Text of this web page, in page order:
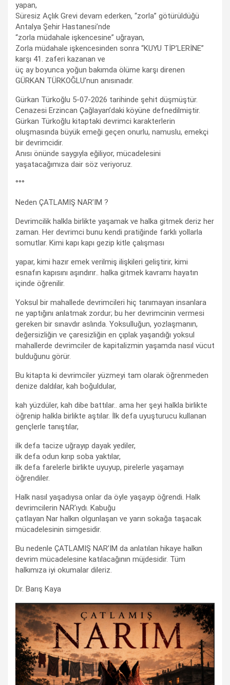
yapan,
Süresiz Açlık Grevi devam ederken, “zorla” götürüldüğü
Antalya Şehir Hastanesi’nde
“zorla müdahale işkencesine” uğrayan,
Zorla müdahale işkencesinden sonra “KUYU TİP’LERİNE”
karşı 41. zaferi kazanan ve
üç ay boyunca yoğun bakımda ölüme karşı direnen
GÜRKAN TÜRKOĞLU’nun anısınadır.
Gürkan Türkoğlu 5-07-2026 tarihinde şehit düşmüştür.
Cenazesi Erzincan Çağlayan’daki köyüne defnedilmiştir.
Gürkan Türkoğlu kitaptaki devrimci karakterlerin
oluşmasında büyük emeği geçen onurlu, namuslu, emekçi
bir devrimcidir.
Anısı önünde saygıyla eğiliyor, mücadelesini
yaşatacağımıza dair söz veriyoruz.
°°°
Neden ÇATLAMIŞ NAR’IM ?
Devrimcilik halkla birlikte yaşamak ve halka gitmek deriz her
zaman. Her devrimci bunu kendi pratiğinde farklı yollarla
somutlar. Kimi kapı kapı gezip kitle çalışması
yapar, kimi hazır emek verilmiş ilişkileri geliştirir, kimi
esnafın kapısını aşındırır.. halka gitmek kavramı hayatın
içinde öğrenilir.
Yoksul bir mahallede devrimcileri hiç tanımayan insanlara
ne yaptığını anlatmak zordur; bu her devrimcinin vermesi
gereken bir sınavdır aslında. Yoksulluğun, yozlaşmanın,
değersizliğin ve çaresizliğin en çıplak yaşandığı yoksul
mahallerde devrimciler de kapitalizmin yaşamda nasıl vücut
bulduğunu görür.
Bu kitapta ki devrimciler yüzmeyi tam olarak öğrenmeden
denize daldılar, kah boğuldular,
kah yüzdüler, kah dibe battılar.. ama her şeyi halkla birlikte
öğrenip halkla birlikte aştılar. İlk defa uyuşturucu kullanan
gençlerle tanıştılar,
ilk defa tacize uğrayıp dayak yediler,
ilk defa odun kırıp soba yaktılar,
ilk defa farelerle birlikte uyuyup, pirelerle yaşamayı
öğrendiler.
Halk nasıl yaşadıysa onlar da öyle yaşayıp öğrendi. Halk
devrimcilerin NAR’ıydı. Kabuğu
çatlayan Nar halkın olgunlaşan ve yarın sokağa taşacak
mücadelesinin simgesidir.
Bu nedenle ÇATLAMIŞ NAR’IM da anlatılan hikaye halkın
devrim mücadelesine katılacağının müjdesidir. Tüm
halkımıza iyi okumalar dileriz.
Dr. Barış Kaya